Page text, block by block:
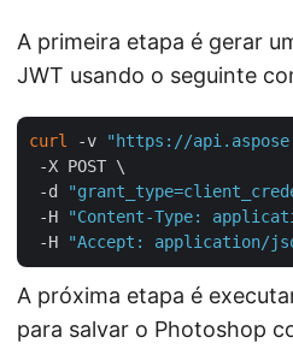
A primeira etapa é gerar
JWT usando o seguinte
curl -v "https://
-X POST \
-d
-H
"Content-Type:
-H
"Accept: application/
A próxima etapa é
para salvar o Photoshop